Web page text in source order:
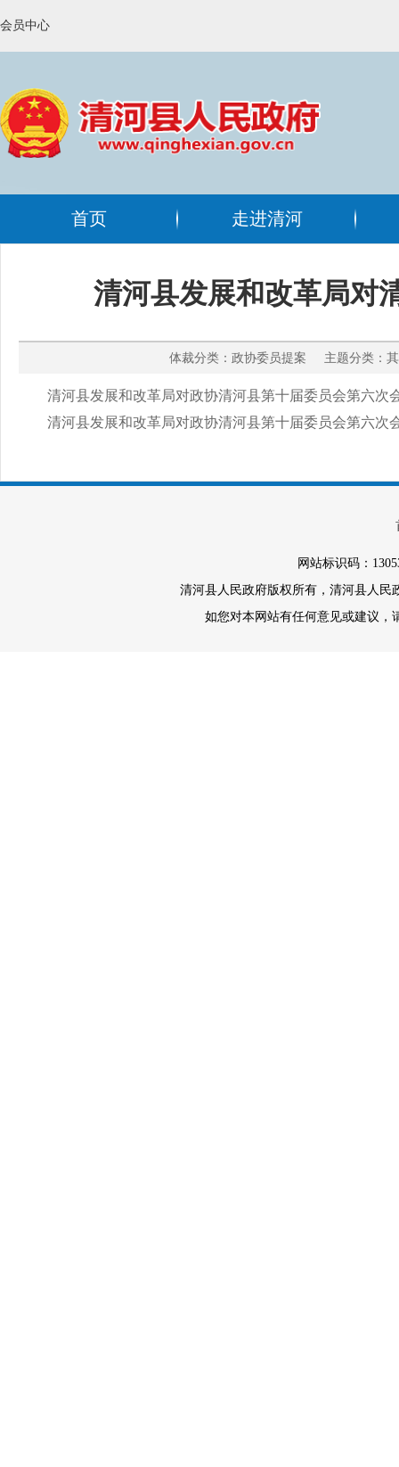
会员中心
首页 走进清河
清河县发展和改革局对
体裁分类：政协委员提案 主题分类
清河县发展和改革局对政协清河县第十届委员会第六次
清河县发展和改革局对政协清河县第十届委员会第六次
网站标识码：
清河县人民政府版权所有，清河县人
如您对本网站有任何意见或建议，